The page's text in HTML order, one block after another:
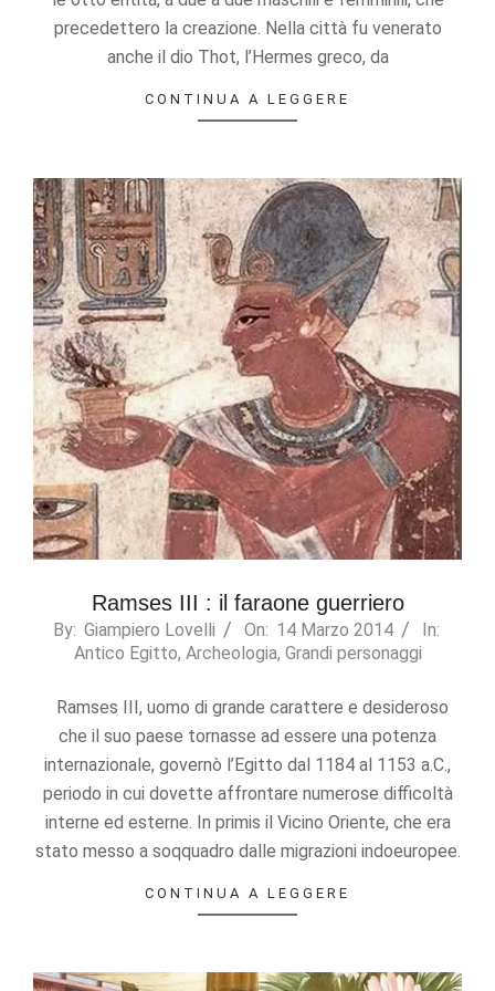
precedettero la creazione. Nella città fu venerato
anche il dio Thot, l’Hermes greco, da
CONTINUA A LEGGERE
Ramses III : il faraone guerriero
2014-
By: Giampiero Lovelli On: 14 Marzo 2014
In:
Antico Egitto, Archeologia, Grandi personaggi
Ramses III, uomo di grande carattere e desideroso
che il suo paese tornasse ad essere una potenza
internazionale, governò l’Egitto dal 1184 al 1153 a.C.,
periodo in cui dovette affrontare numerose difficoltà
interne ed esterne. In primis il Vicino Oriente, che era
stato messo a soqquadro dalle migrazioni indoeuropee.
CONTINUA A LEGGERE
cookies,
Marketing
By sharing
your
interests
and
behavior as
you visit our
site, you
increase the
chance of
seeing
personalized
content and
offers.